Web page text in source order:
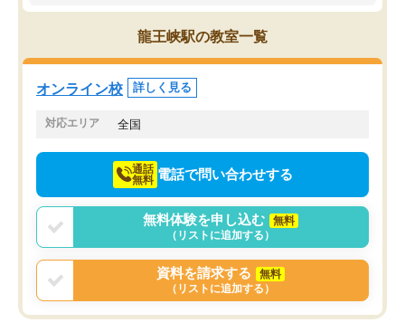
思っていました。何が今足りないのか
を的確に指導いただき、子どももびっ
くりするほど楽しんでやる気を持って
塾を受けています。狙い通り、少しず
つ成績も上がり、苦手意識も無くなっ
てきたので、さらに苦手な数学も追加
でお願いしました。来年の高校受験に
スト、多少お金がかかっ
龍王峡駅の教室一覧
オンライン校 詳しく見る
対応エリア 全国
通話
無料 電話で問い合わせする
無料体験を申し込む
無料
（リストに追加する）
資料を請求する
無料
（リストに追加する）